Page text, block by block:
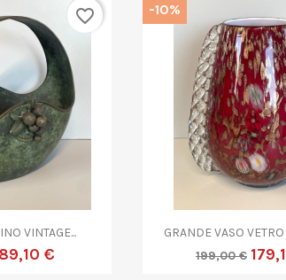
VINTAGE...
89,10 €
favorite_border

GRANDE VASO
199,00 €
-10%